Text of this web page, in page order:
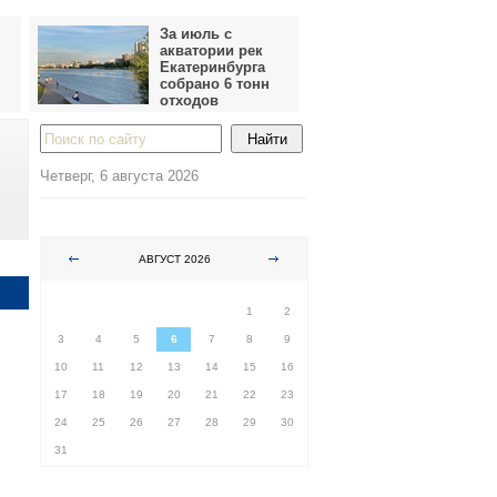
За июль с
акватории рек
Екатеринбурга
собрано 6 тонн
отходов
Четверг, 6 августа 2026
АВГУСТ 2026
1
2
3 4 5 6 7 8 9
10 11 12 13 14 15 16
17 18 19 20 21 22 23
24 25 26 27 28 29 30
31